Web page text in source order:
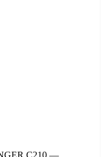
C210 —